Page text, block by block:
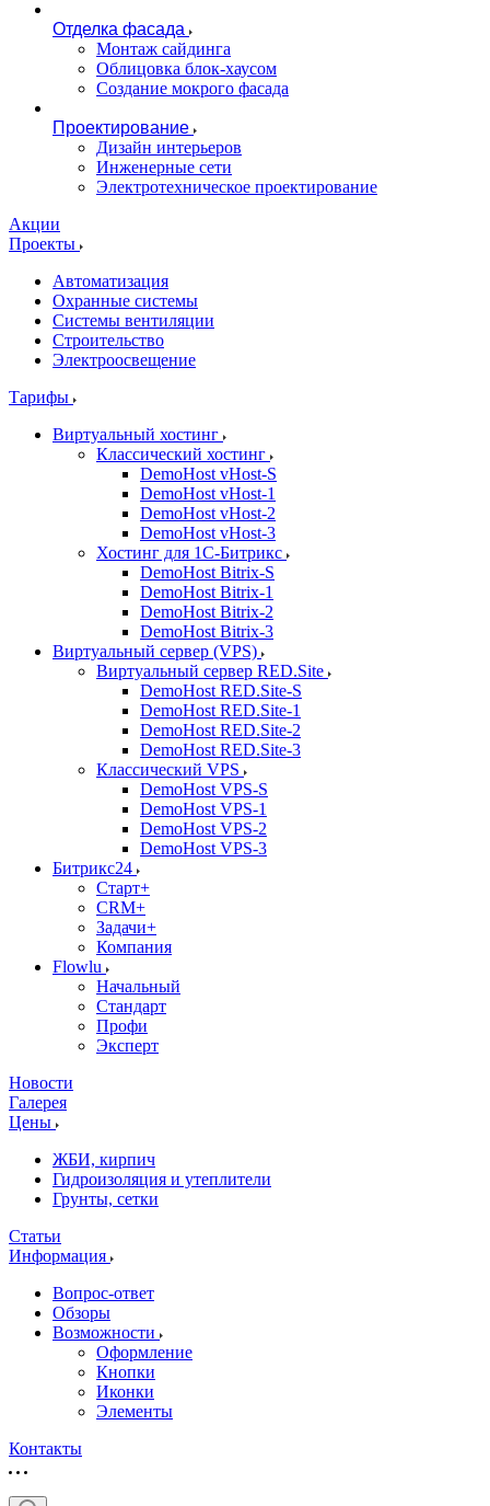
Отделка фасада
Монтаж сайдинга
Облицовка блок-хаусом
Создание мокрого фасада
Проектирование
Дизайн интерьеров
Инженерные сети
Электротехническое проектирование
Акции
Проекты
Автоматизация
Охранные системы
Системы вентиляции
Строительство
Электроосвещение
Тарифы
Виртуальный хостинг
Классический хостинг
DemoHost vHost-S
DemoHost vHost-1
DemoHost vHost-2
DemoHost vHost-3
Хостинг для 1С-Битрикс
DemoHost Bitrix-S
DemoHost Bitrix-1
DemoHost Bitrix-2
DemoHost Bitrix-3
Виртуальный сервер (VPS)
Виртуальный сервер RED.Site
DemoHost RED.Site-S
DemoHost RED.Site-1
DemoHost RED.Site-2
DemoHost RED.Site-3
Классический VPS
DemoHost VPS-S
DemoHost VPS-1
DemoHost VPS-2
DemoHost VPS-3
Битрикс24
Старт+
CRM+
Задачи+
Компания
Flowlu
Начальный
Стандарт
Профи
Эксперт
Новости
Галерея
Цены
ЖБИ, кирпич
Гидроизоляция и утеплители
Грунты, сетки
Статьи
Информация
Вопрос-ответ
Обзоры
Возможности
Оформление
Кнопки
Иконки
Элементы
Контакты